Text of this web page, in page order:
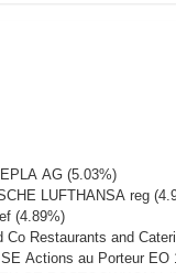
AG (5.03%)
LUFTHANSA reg
(4.89%)
Co Restaurants and
Actions au Porteur EO